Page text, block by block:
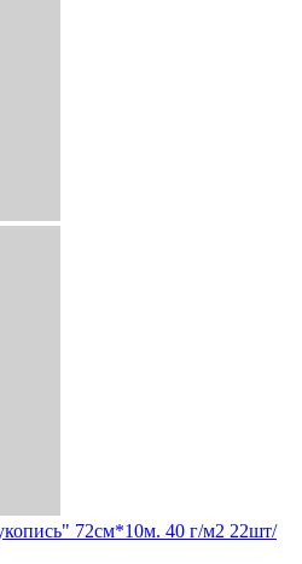
72см*10м. 40 г/м2 22шт/